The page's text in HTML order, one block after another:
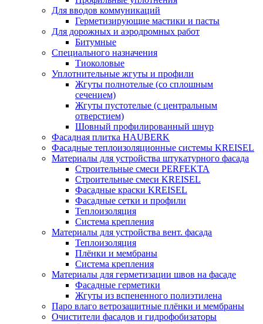
Для вводов коммуникаций
Герметизирующие мастики и пасты
Для дорожных и аэродромных работ
Битумные
Специального назначения
Тиоколовые
Уплотнительные жгуты и профили
Жгуты полнотелые (со сплошным
сечением)
Жгуты пустотелые (с центральным
отверстием)
Шовный профилированный шнур
Фасадная плитка HAUBERK
Фасадные теплоизоляционные системы KREISEL
Материалы для устройства штукатурного фасада
Строительные смеси PERFEKTA
Строительные смеси KREISEL
Фасадные краски KREISEL
Фасадные сетки и профили
Теплоизоляция
Система крепления
Материалы для устройства вент. фасада
Теплоизоляция
Плёнки и мембраны
Система крепления
Материалы для герметизации швов на фасаде
Фасадные герметики
Жгуты из вспененного полиэтилена
Паро влаго ветрозащитные плёнки и мембраны
Очистители фасадов и гидрофобизаторы